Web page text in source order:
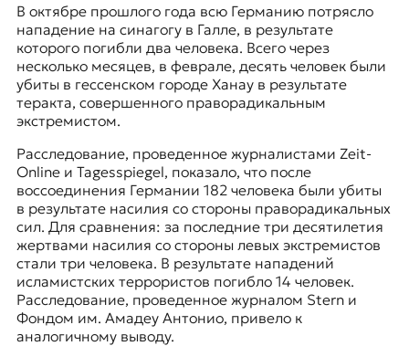
В октябре прошлого года всю Германию потрясло
нападение на синагогу в Галле, в результате
которого погибли два человека. Всего через
несколько месяцев, в феврале, десять человек были
убиты в гессенском городе Ханау в результате
теракта, совершенного праворадикальным
экстремистом.
Расследование, проведенное журналистами Zeit-
Online и Tagesspiegel, показало, что после
воссоединения Германии 182 человека были убиты
в результате насилия со стороны праворадикальных
сил. Для сравнения: за последние три десятилетия
жертвами насилия со стороны левых экстремистов
стали три человека. В результате нападений
исламистских террористов погибло 14 человек.
Расследование, проведенное журналом Sternи
Фондом им. Амадеу Антонио, привело к
аналогичному выводу.